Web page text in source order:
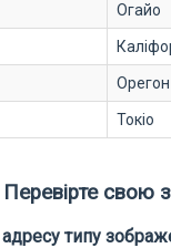
Огайо
Орегон
Токіо
Перевірте свою
типу